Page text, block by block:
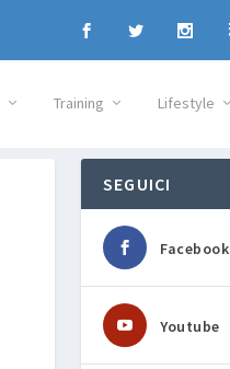
Training Lifestyle
SEGUICI
Facebook
Youtube